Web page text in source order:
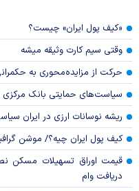
«کیف پول ایران» چیست؟
وقتی سیم کارت وثیقه میشه
حرکت از مزایده‌محوری به
سیاست‌های حمایتی بانک مرکزی
ریشه نوسانات ارزی در ایران
کیف پول ایران چیه؟/ موشن
قیمت اوراق تسهیلات مسکن
دریافت وام